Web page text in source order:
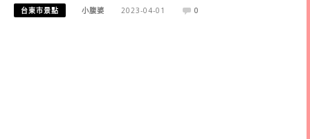
台東市景點 小腹婆 2023-04-01 0